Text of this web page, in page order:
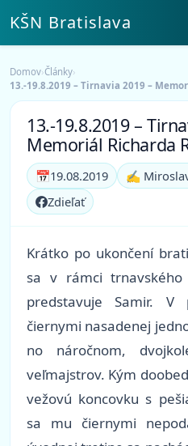
KŠN Bratislava
Domov›Články›
13.-19.8.2019 – Tirnavia 2019 –
13.-19.8.2019 –
Memoriál Richarda
📅19.08.2019 ✍️
Zdieľať
Krátko po ukončení
sa v rámci trnavského
predstavuje Samir. V
čiernymi nasadenej
no náročnom,
veľmajstrov. Kým
vežovú koncovku s
sa mu čiernymi